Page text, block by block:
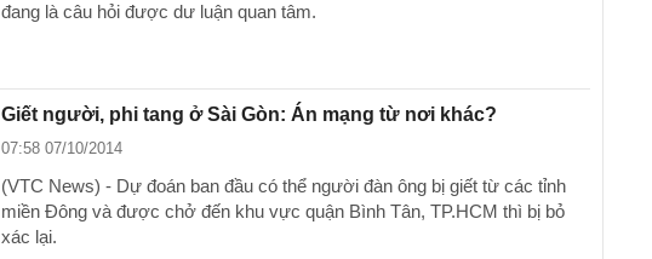
đang là câu hỏi được dư luận quan tâm.
Giết người, phi tang ở Sài Gòn: Án mạng từ nơi khác?
07:58 07/10/2014
(VTC News) - Dự đoán ban đầu có thể người đàn ông bị giết từ các tỉnh
miền Đông và được chở đến khu vực quận Bình Tân, TP.HCM thì bị bỏ
xác lại.